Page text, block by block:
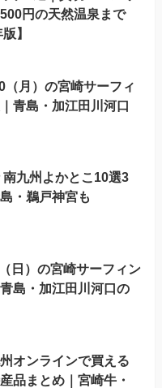
円の天然温泉まで
】
（月）の宮崎サーフィ
青島・加江田川河口
南九州よかとこ10選3
・鵜戸神宮も
日）の宮崎サーフィン
島・加江田川河口の
オンラインで買える
品まとめ｜宮崎牛・